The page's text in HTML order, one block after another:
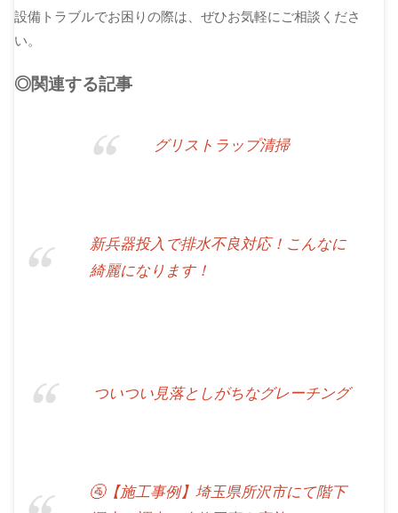
設備トラブルでお困りの際は、ぜひお気軽にご相談くださ
い。
◎関連する記事
グリストラップ清掃
新兵器投入で排水不良対応！こんなに
綺麗になります！
ついつい見落としがちなグレーチング
🚰【施工事例】埼玉県所沢市にて階下